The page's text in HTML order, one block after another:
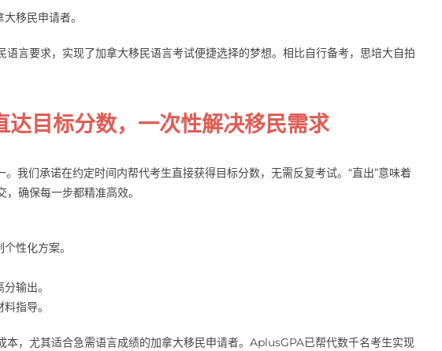
移民申请者。
言要求，实现了加拿大移民语言考试便捷选择的梦想。相比自行备考，思培大自拍
达目标分数，一次性解决移民需求
我们承诺在约定时间内帮代考生直接获得目标分数，无需反复考试。“直出”意味着
确保每一步都精准高效。
性化方案。
输出。
指导。
本，尤其适合急需语言成绩的加拿大移民申请者。AplusGPA已帮代数千名考生实现